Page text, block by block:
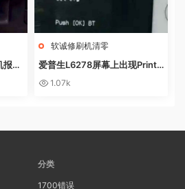
错
快
软诚修刷机清零
爱普生L6278屏幕上出现Printe
r mode英文 进不了系统 刷固件
1.07k
分类
1700错误